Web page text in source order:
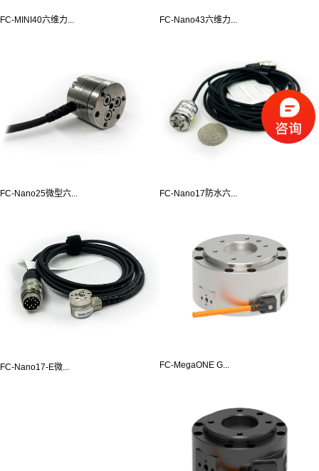
FC-MINI40六维力... FC-Nano43六维力...
FC-Nano25微型六... FC-Nano17防水六...
FC-Nano17-E微... FC-MegaONE G...